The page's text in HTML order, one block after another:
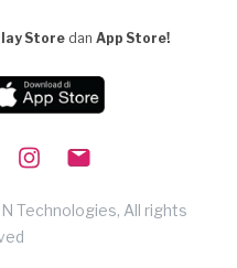
Store dan App Store!
Technologies, All rights